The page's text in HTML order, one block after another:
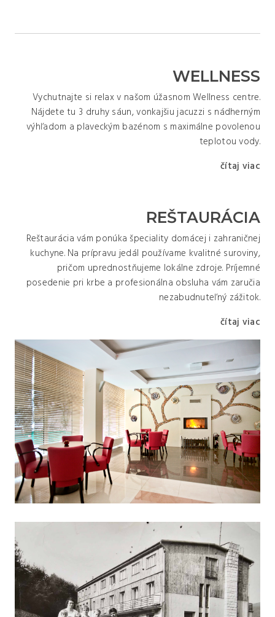
WELLNESS
Vychutnajte si relax v našom úžasnom Wellness centre.
Nájdete tu 3 druhy sáun, vonkajšiu jacuzzi s nádherným
výhľadom a plaveckým bazénom s maximálne povolenou
teplotou vody.
čítaj viac
REŠTAURÁCIA
Reštaurácia vám ponúka špeciality domácej i zahraničnej
kuchyne. Na prípravu jedál používame kvalitné suroviny,
pričom uprednostňujeme lokálne zdroje. Príjemné
posedenie pri krbe a profesionálna obsluha vám zaručia
nezabudnuteľný zážitok.
čítaj viac